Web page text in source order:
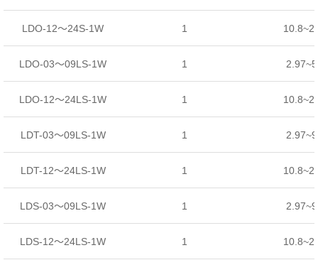
LDO-12～24S-1W 1
LDO-03～09LS-1W 1
LDO-12～24LS-1W 1
LDT-03～09LS-1W 1
LDT-12～24LS-1W 1
LDS-03～09LS-1W 1
LDS-12～24LS-1W 1